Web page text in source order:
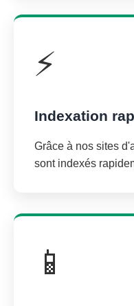
⚡
Indexation
Grâce à nos sites
sont indexés
📱